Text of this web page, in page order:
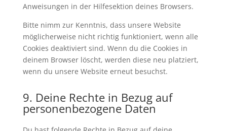
Anweisungen in der Hilfesektion deines Browsers.
Bitte nimm zur Kenntnis, dass unsere Website
möglicherweise nicht richtig funktioniert, wenn alle
Cookies deaktiviert sind. Wenn du die Cookies in
deinem Browser löscht, werden diese neu platziert,
wenn du unsere Website erneut besuchst.
9. Deine Rechte in Bezug auf
personenbezogene Daten